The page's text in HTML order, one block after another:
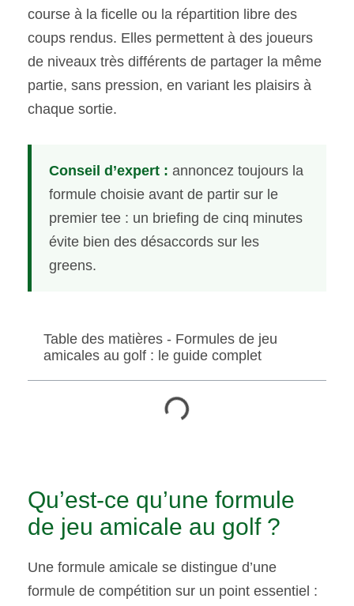
course à la ficelle ou la répartition libre des
coups rendus. Elles permettent à des joueurs
de niveaux très différents de partager la même
partie, sans pression, en variant les plaisirs à
chaque sortie.
Conseil d’expert : annoncez toujours la
formule choisie avant de partir sur le
premier tee : un briefing de cinq minutes
évite bien des désaccords sur les
greens.
Table des matières - Formules de jeu
amicales au golf : le guide complet
Qu’est-ce qu’une formule
de jeu amicale au golf ?
Une formule amicale se distingue d’une
formule de compétition sur un point essentiel :